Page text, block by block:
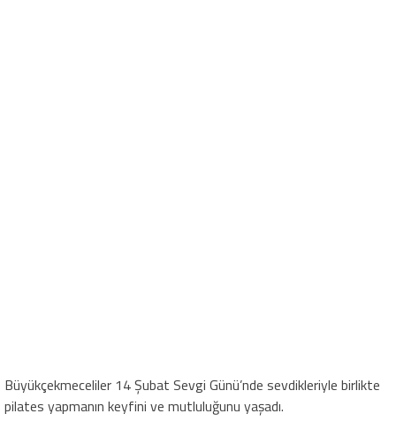
Büyükçekmeceliler 14 Şubat Sevgi Günü’nde sevdikleriyle birlikte
pilates yapmanın keyfini ve mutluluğunu yaşadı.